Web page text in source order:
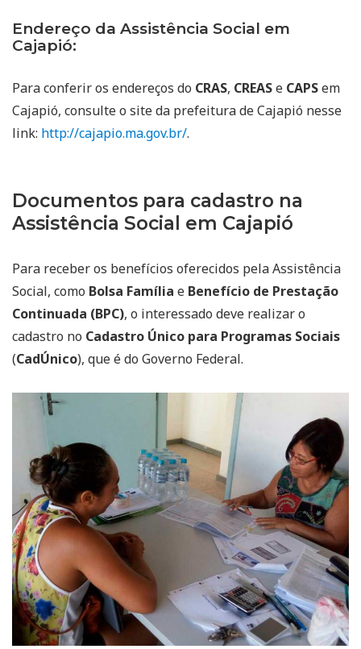
Endereço da Assistência Social em
Cajapió:
Para conferir os endereços do CRAS, CREASe CAPSem
Cajapió, consulte o site da prefeitura de Cajapió nesse
link: http://cajapio.ma.gov.br/.
Documentos para cadastro na
Assistência Social em Cajapió
Para receber os benefícios oferecidos pela Assistência
Social, como Bolsa Família e Benefício de Prestação
Continuada (BPC), o interessado deve realizar o
cadastro no Cadastro Único para Programas Sociais
(CadÚnico), que é do Governo Federal.